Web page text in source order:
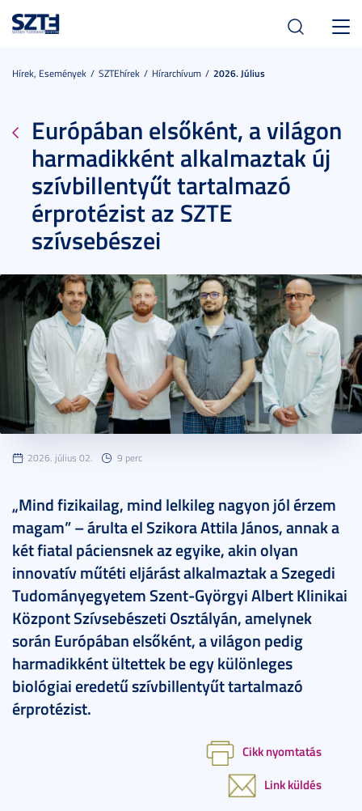
Hírek, Események SZTEhírek Hírarchívum 2026. Július
Európában elsőként, a világon
harmadikként alkalmaztak új
szívbillentyűt tartalmazó
érprotézist az SZTE
szívsebészei
2026. július 02. 9 perc
„Mind fizikailag, mind lelkileg nagyon jól érzem
magam” – árulta el Szikora Attila János, annak a
két fiatal páciensnek az egyike, akin olyan
innovatív műtéti eljárást alkalmaztak a Szegedi
Tudományegyetem Szent-Györgyi Albert Klinikai
Központ Szívsebészeti Osztályán, amelynek
során Európában elsőként, a világon pedig
harmadikként ültettek be egy különleges
biológiai eredetű szívbillentyűt tartalmazó
érprotézist.
Cikk nyomtatás
Link küldés